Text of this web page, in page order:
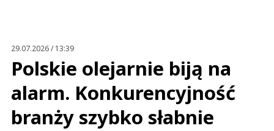
29.07.2026 / 13:39
Polskie olejarnie biją na
alarm. Konkurencyjność
branży szybko słabnie